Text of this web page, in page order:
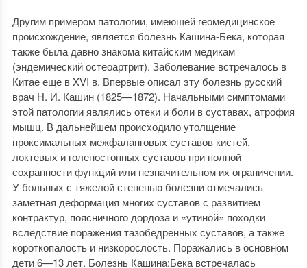
Другим примером патологии, имеющей геомедицинское
происхождение, является болезнь Кашина-Бека, которая
также была давно знакома китайским медикам
(эндемический остеоартрит). Заболевание встречалось в
Китае еще в XVI в. Впервые описал эту болезнь русский
врач Н. И. Кашин (1825—1872). Начальными симптомами
этой патологии являлись отеки и боли в суставах, атрофия
мышц. В дальнейшем происходило утолщение
проксимальных межфаланговых суставов кистей,
локтевых и голеностопных суставов при полной
сохранности функций или незначительном их ограничении.
У больных с тяжелой степенью болезни отмечались
заметная деформация многих суставов с развитием
контрактур, поясничного дордоза и «утиной» походки
вследствие поражения тазобедренных суставов, а также
короткопалость и низкорослость. Поражались в основном
дети 6—13 лет. Болезнь Кашина:Бека встречалась